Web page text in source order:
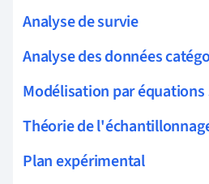
Analyse de survie
Analyse des données
Modélisation par
Théorie de
Plan expérimental